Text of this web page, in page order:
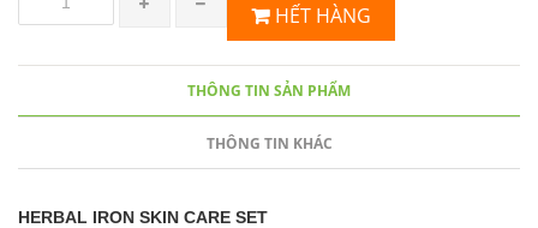
HẾT HÀNG
THÔNG TIN SẢN PHẨM
THÔNG TIN KHÁC
HERBAL IRON SKIN CARE SET